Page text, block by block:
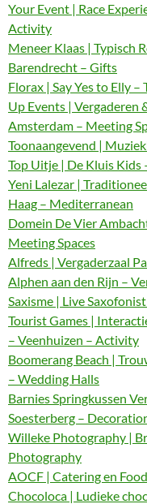
Your Event | Race
Activity
Meneer Klaas | Typisch
Barendrecht – Gifts
Florax | Say Yes to Elly
Up Events | Vergaderen
Amsterdam – Meeting
Toonaangevend |
Top Uitje | De Kluis Kids
Yeni Lalezar |
Haag – Mediterranean
Domein De Vier
Meeting Spaces
Alfreds | Vergaderzaal
Alphen aan den Rijn –
Saxisme | Live
Tourist Games |
– Veenhuizen – Activity
Boomerang Beach |
– Wedding Halls
Barnies Springkussen
Soesterberg –
Willeke Photography |
Photography
AOCF | Catering en
Chocoloca | Ludieke